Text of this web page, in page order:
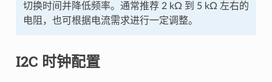
切换时间并降低频率。通常推荐 2 kΩ 到 5 kΩ 左右的
电阻，也可根据电流需求进行一定调整。
I2C 时钟配置